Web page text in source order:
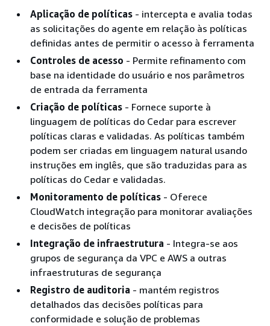
Aplicação de políticas - intercepta e avalia todas
as solicitações do agente em relação às políticas
definidas antes de permitir o acesso à ferramenta
Controles de acesso - Permite refinamento com
base na identidade do usuário e nos parâmetros
de entrada da ferramenta
Criação de políticas - Fornece suporte à
linguagem de políticas do Cedar para escrever
políticas claras e validadas. As políticas também
podem ser criadas em linguagem natural usando
instruções em inglês, que são traduzidas para as
políticas do Cedar e validadas.
Monitoramento de políticas - Oferece
CloudWatch integração para monitorar avaliações
e decisões de políticas
Integração de infraestrutura - Integra-se aos
grupos de segurança da VPC e AWS a outras
infraestruturas de segurança
Registro de auditoria - mantém registros
detalhados das decisões políticas para
conformidade e solução de problemas